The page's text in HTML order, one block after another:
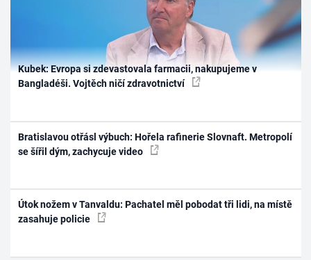
Kubek: Evropa si zdevastovala farmacii, nakupujeme v
Bangladéši. Vojtěch ničí zdravotnictví
Bratislavou otřásl výbuch: Hořela rafinerie Slovnaft. Metropolí
se šířil dým, zachycuje video
Útok nožem v Tanvaldu: Pachatel měl pobodat tři lidi, na místě
zasahuje policie